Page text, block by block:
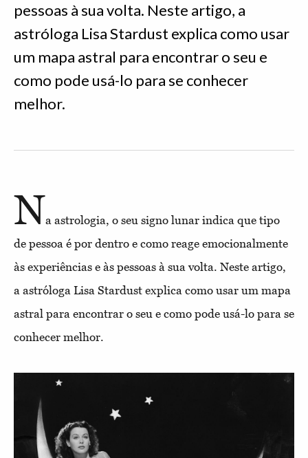
pessoas à sua volta. Neste artigo, a
astróloga Lisa Stardust explica como usar
um mapa astral para encontrar o seu e
como pode usá-lo para se conhecer
melhor.
Na astrologia, o seu signo lunar indica que tipo
de pessoa é por dentro e como reage emocionalmente
às experiências e às pessoas à sua volta. Neste artigo,
a astróloga Lisa Stardust explica como usar um mapa
astral para encontrar o seu e como pode usá-lo para se
conhecer melhor.